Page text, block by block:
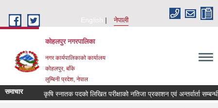
English
नेपाली
कोहलपुर नगरपालिका
नगर कार्यपालिकाको कार्यालय
कोहलपुर, बाँके
लुम्बिनी प्रदेश, नेपाल
समाचार कृषि स्नातक पदको लिखित परीक्षाको नतिजा प्रकाशन एवं अन्तर्वार्ता